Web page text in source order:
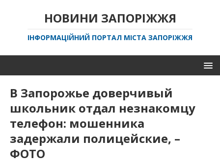
НОВИНИ ЗАПОРІЖЖЯ
ІНФОРМАЦІЙНИЙ ПОРТАЛ МІСТА ЗАПОРІЖЖЯ
В Запорожье доверчивый
школьник отдал незнакомцу
телефон: мошенника
задержали полицейские, –
ФОТО